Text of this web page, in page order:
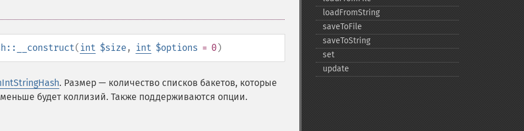
( int $size, int $options = 0)
. Размер — количество списков бакетов, которые
будет коллизий. Также поддерживаются опции.
loadFromString
saveToFile
saveToString
set
update